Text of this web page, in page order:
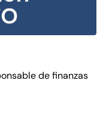
de finanzas